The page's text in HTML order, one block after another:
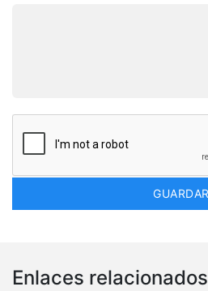
Enlaces relacionados